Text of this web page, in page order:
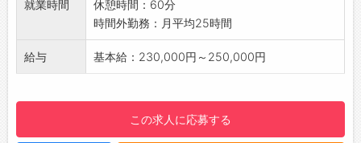
・長期休暇 GW（5/3〜5/7）、夏季（8/13〜
8/16）、年末年始（12/30〜1/4）
【ポイント】
して育成しています。
就業時間
休憩時間：60分
時間外勤務：月平均25時間
給与 基本給：230,000円～250,000円
この求人に応募する